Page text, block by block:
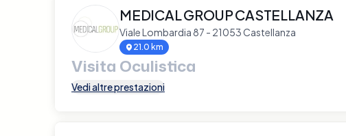
MEDICAL GROUP CASTELLANZA
Viale Lombardia 87 - 21053 Castellanza
21.0 km
Visita Oculistica
Vedi altre prestazioni